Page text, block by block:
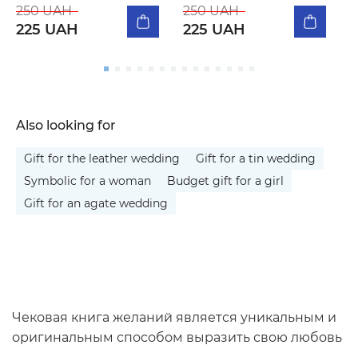
250 UAH
225 UAH
250 UAH
225 UAH
Also looking for
Gift for the leather wedding
Gift for a tin wedding
Symbolic for a woman
Budget gift for a girl
Gift for an agate wedding
Чековая книга желаний является уникальным и
оригинальным способом выразить свою любовь